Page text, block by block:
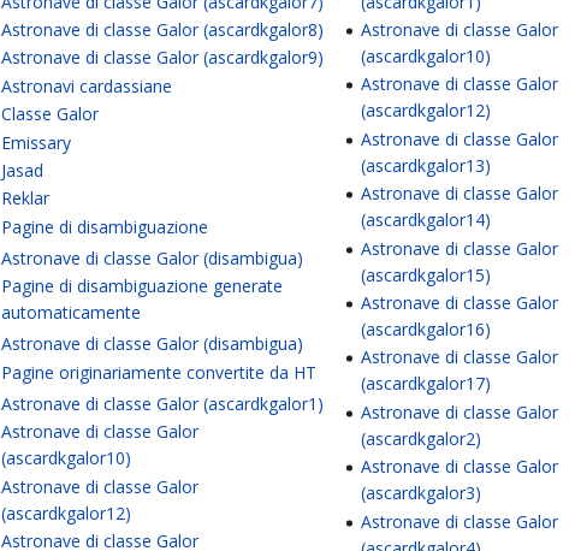
Astronave di classe Galor (ascardkgalor8)
Astronave di classe Galor (ascardkgalor9)
Astronavi cardassiane
Classe Galor
Emissary
Jasad
Reklar
Pagine di disambiguazione
Astronave di classe Galor (disambigua)
Pagine di disambiguazione generate
automaticamente
Astronave di classe Galor (disambigua)
Pagine originariamente convertite da HT
Astronave di classe Galor (ascardkgalor1)
Astronave di classe Galor
(ascardkgalor10)
Astronave di classe Galor
(ascardkgalor12)
Astronave di classe Galor
Astronave di classe Galor
(ascardkgalor10)
Astronave di classe Galor
(ascardkgalor12)
Astronave di classe Galor
(ascardkgalor13)
Astronave di classe Galor
(ascardkgalor14)
Astronave di classe Galor
(ascardkgalor15)
Astronave di classe Galor
(ascardkgalor16)
Astronave di classe Galor
(ascardkgalor17)
Astronave di classe Galor
(ascardkgalor2)
Astronave di classe Galor
(ascardkgalor3)
Astronave di classe Galor